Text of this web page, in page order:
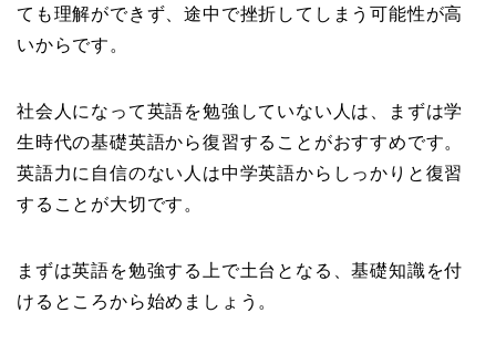
ても理解ができず、途中で挫折してしまう可能性が高
いからです。
社会人になって英語を勉強していない人は、まずは学
生時代の基礎英語から復習することがおすすめです。
英語力に自信のない人は中学英語からしっかりと復習
することが大切です。
まずは英語を勉強する上で土台となる、基礎知識を付
けるところから始めましょう。